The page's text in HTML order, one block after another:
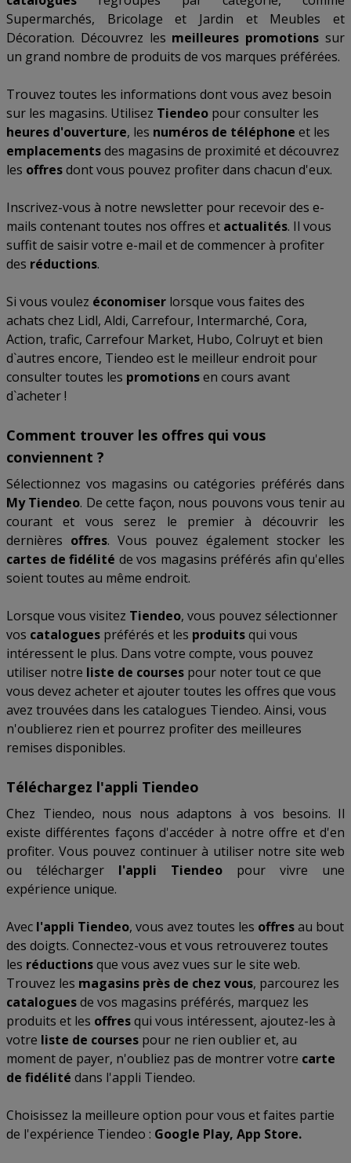
Supermarchés, Bricolage et Jardin et Meubles et
Décoration. Découvrez les meilleures promotions sur
un grand nombre de produits de vos marques préférées.
Trouvez toutes les informations dont vous avez besoin
sur les magasins. Utilisez Tiendeo pour consulter les
heures d'ouverture, les numéros de téléphone et les
emplacementsdes magasins de proximité et découvrez
les offresdont vous pouvez profiter dans chacun d'eux.
Inscrivez-vous à notre newsletter pour recevoir des e-
mails contenant toutes nos offres et actualités. Il vous
suffit de saisir votre e-mail et de commencer à profiter
des réductions.
Si vous voulez économiser lorsque vous faites des
achats chez Lidl, Aldi, Carrefour, Intermarché, Cora,
Action, trafic, Carrefour Market, Hubo, Colruytet bien
d`autres encore, Tiendeo est le meilleur endroit pour
consulter toutes les promotionsen cours avant
d`acheter !
Comment trouver les offres qui vous
conviennent ?
Sélectionnez vos magasins ou catégories préférés dans
My Tiendeo. De cette façon, nous pouvons vous tenir au
courant et vous serez le premier à découvrir les
dernières offres. Vous pouvez également stocker les
cartes de fidélité de vos magasins préférés afin qu'elles
soient toutes au même endroit.
Lorsque vous visitez Tiendeo, vous pouvez sélectionner
vos catalogues préférés et les produitsqui vous
intéressent le plus. Dans votre compte, vous pouvez
utiliser notre liste de courses pour noter tout ce que
vous devez acheter et ajouter toutes les offres que vous
avez trouvées dans les catalogues Tiendeo. Ainsi, vous
n'oublierez rien et pourrez profiter des meilleures
remises disponibles.
Téléchargez l'appli Tiendeo
Chez Tiendeo, nous nous adaptons à vos besoins. Il
existe différentes façons d'accéder à notre offre et d'en
profiter. Vous pouvez continuer à utiliser notre site web
ou télécharger l'appli Tiendeo pour vivre une
expérience unique.
Avec l'appli Tiendeo, vous avez toutes les offresau bout
des doigts. Connectez-vous et vous retrouverez toutes
les réductionsque vous avez vues sur le site web.
Trouvez les magasins près de chez vous, parcourez les
cataloguesde vos magasins préférés, marquez les
produits et les offresqui vous intéressent, ajoutez-les à
votre liste de courses pour ne rien oublier et, au
moment de payer, n'oubliez pas de montrer votre carte
de fidélité dans l'appli Tiendeo.
Choisissez la meilleure option pour vous et faites partie
de l'expérience Tiendeo : Google Play, App Store.